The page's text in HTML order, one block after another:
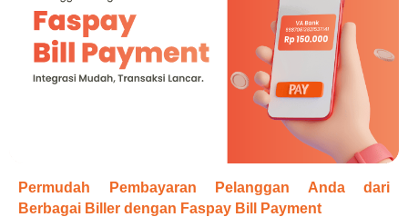
Permudah Pembayaran Pelanggan Anda dari
Berbagai Biller dengan Faspay Bill Payment